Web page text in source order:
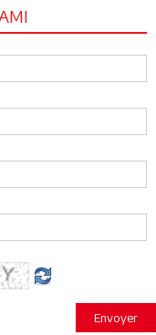
Envoyer